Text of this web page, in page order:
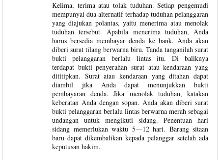
Kelima, terima atau tolak tuduhan. Setiap pengemudi
mempunyai dua alternatif terhadap tuduhan pelanggaran
yang diajukan polantas, yaitu menerima atau menolak
tuduhan tersebut. Apabila menerima tuduhan, Anda
harus bersedia membayar denda ke bank. Anda akan
diberi surat tilang berwarna biru. Tanda tanganilah surat
bukti pelanggaran berlalu lintas itu. Di baliknya
terdapat bukti penyerahan surat atau kendaraan yang
dititipkan. Surat atau kendaraan yang ditahan dapat
diambil jika Anda dapat menunjukkan bukti
pembayaran denda. Jika menolak tuduhan, katakan
keberatan Anda dengan sopan. Anda akan diberi surat
bukti pelanggaran berlalu lintas berwarna merah sebagai
undangan untuk mengikuti sidang. Penentuan hari
sidang memerlukan waktu 5—12 hari. Barang sitaan
baru dapat dikembalikan kepada pelanggar setelah ada
keputusan hakim.